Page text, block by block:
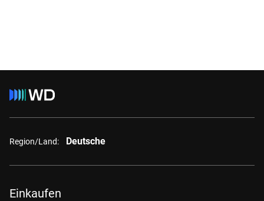
Region/Land: Deutsche
Einkaufen